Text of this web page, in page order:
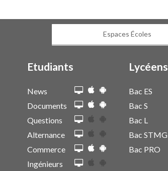
Espaces Écoles
Etudiants
News
Documents
Questions
Alternance
Commerce
Ingénieurs
Lycéens
Bac ES
Bac S
Bac L
Bac STMG
Bac PRO